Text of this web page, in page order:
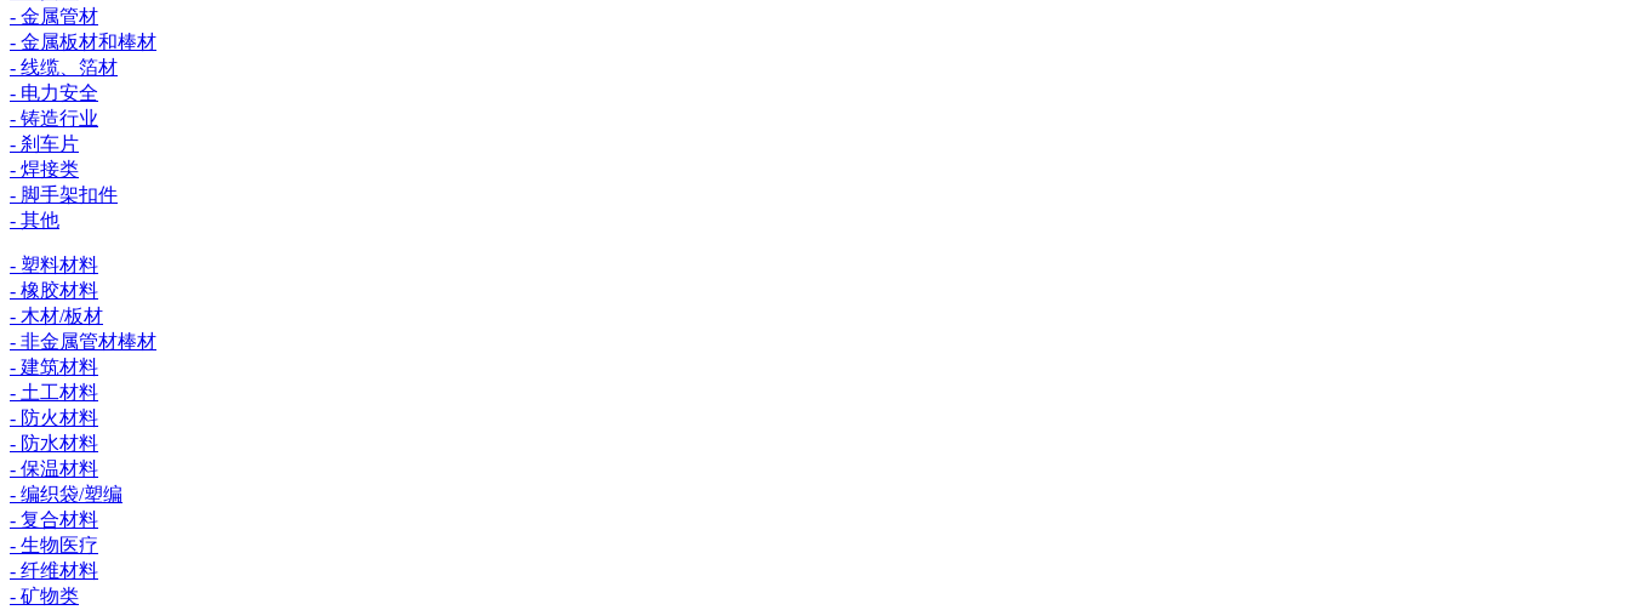
- 金属管材
- 金属板材和棒材
- 线缆、箔材
- 电力安全
- 铸造行业
- 刹车片
- 焊接类
- 脚手架扣件
- 其他
- 塑料材料
- 橡胶材料
- 木材/板材
- 非金属管材棒材
- 建筑材料
- 土工材料
- 防火材料
- 防水材料
- 保温材料
- 编织袋/塑编
- 复合材料
- 生物医疗
- 纤维材料
- 矿物类